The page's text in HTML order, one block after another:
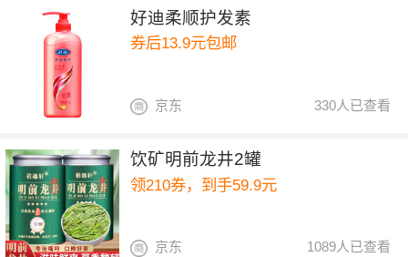
好迪柔顺护发素
券后13.9元包邮
330人已查看
京东
饮矿明前龙井2罐
领210券，到手59.9元
1089人已查看
京东